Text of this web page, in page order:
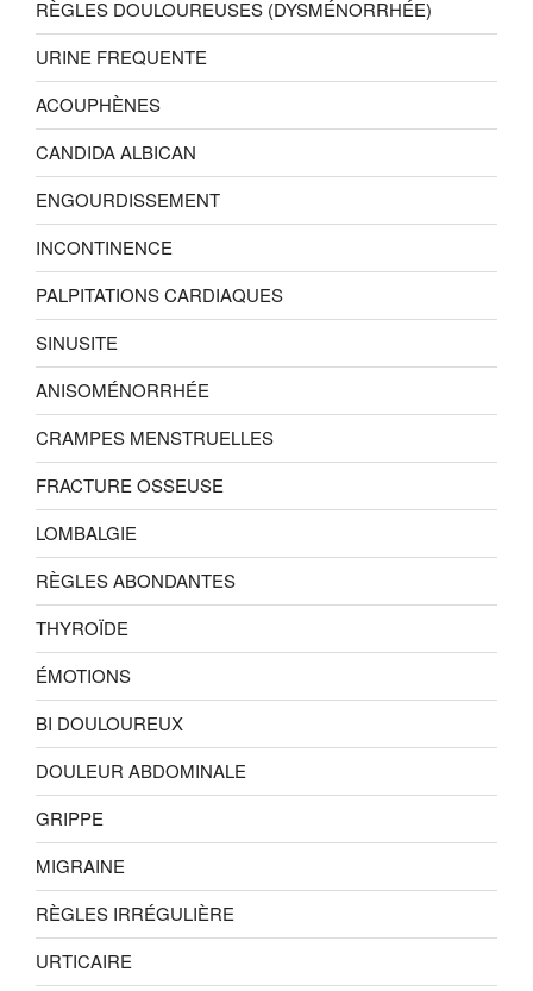
RÈGLES DOULOUREUSES (DYSMÉNORRHÉE)
URINE FREQUENTE
ACOUPHÈNES
CANDIDA ALBICAN
ENGOURDISSEMENT
INCONTINENCE
PALPITATIONS CARDIAQUES
SINUSITE
ANISOMÉNORRHÉE
CRAMPES MENSTRUELLES
FRACTURE OSSEUSE
LOMBALGIE
RÈGLES ABONDANTES
THYROÏDE
ÉMOTIONS
BI DOULOUREUX
DOULEUR ABDOMINALE
GRIPPE
MIGRAINE
RÈGLES IRRÉGULIÈRE
URTICAIRE